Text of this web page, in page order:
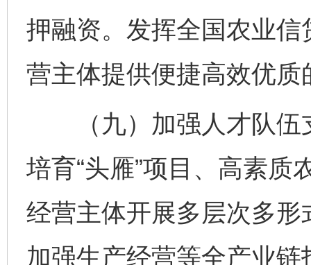
押融资。发挥全国农业
营主体提供便捷高效优质
（九）加强人才队伍
培育“头雁”项目、高素质
经营主体开展多层次多
加强生产经营等全产业